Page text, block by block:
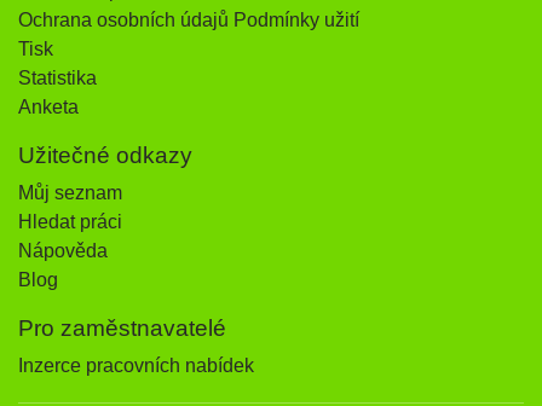
Ochrana osobních údajů Podmínky užití
Tisk
Statistika
Anketa
Užitečné odkazy
Můj seznam
Hledat práci
Nápověda
Blog
Pro zaměstnavatelé
Inzerce pracovních nabídek